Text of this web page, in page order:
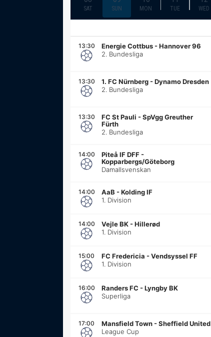
SAT SUN MON TUE WED
13:30 Energie Cottbus -Hannover 96
2. Bundesliga
13:30 1. FC Nürnberg -Dynamo Dresden
2. Bundesliga
13:30 FC St Pauli -SpVgg Greuther
Fürth
2. Bundesliga
14:00 Piteå IF DFF -
Kopparbergs/Göteborg
Damallsvenskan
14:00 AaB -Kolding IF
1. Division
14:00 Vejle BK -Hillerød
1. Division
15:00 FC Fredericia -Vendsyssel FF
1. Division
16:00 Randers FC -Lyngby BK
Superliga
17:00 Mansfield Town -Sheffield United
League Cup